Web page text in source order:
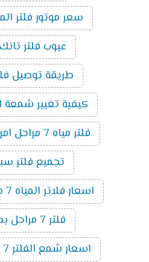
سعر موتور فلتر
عيوب فلتر تانك 7 مراحل
طريقة توصيل فلتر 7
كيفية تغيير شمعة الفلتر
فلتر مياه 7 مراحل امريكي tornado
تجميع فلتر
اسعار فلاتر المياه 7 مراحل اكوا جيت
فلتر 7 مراحل بدون خزان
اسعار شمع الفلتر 7 مراحل تايواني